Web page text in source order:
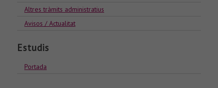
Altres tràmits administratius
Avisos / Actualitat
Estudis
Portada